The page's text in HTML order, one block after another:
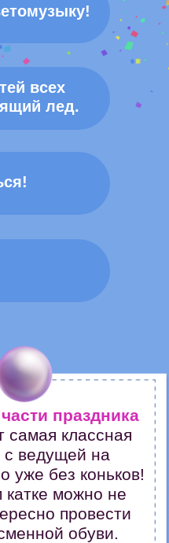
праздника
самая классная
с ведущей на
уже без коньков!
можно не
провести
обуви.
всех
лед.